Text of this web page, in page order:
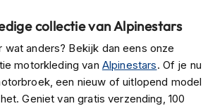
collectie van Alpinestars
wat anders? Bekijk dan eens onze
motorkleding van Alpinestars. Of je nu
een nieuw of uitlopend model
Geniet van gratis verzending, 100